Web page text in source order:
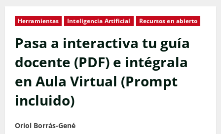
Herramientas Inteligencia Artificial Recursos en abierto
Pasa a interactiva tu guía
docente (PDF) e intégrala
en Aula Virtual (Prompt
incluido)
Oriol Borrás-Gené